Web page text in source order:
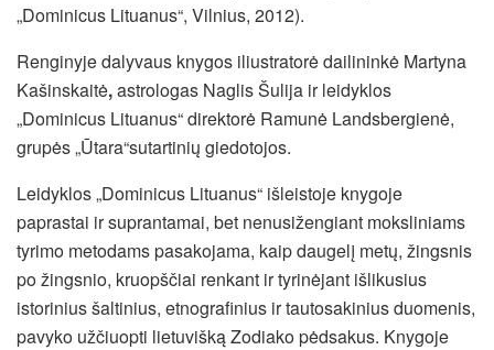
„Dominicus Lituanus“, Vilnius, 2012).
Renginyje dalyvaus knygos iliustratorė dailininkė Martyna
Kašinskaitė,astrologas Naglis Šulija ir leidyklos
„Dominicus Lituanus“ direktorė Ramunė Landsbergienė,
grupės „Ūtara“sutartinių giedotojos.
Leidyklos „Dominicus Lituanus“ išleistoje knygoje
paprastai ir suprantamai, bet nenusižengiant moksliniams
tyrimo metodams pasakojama, kaip daugelį metų, žingsnis
po žingsnio, kruopščiai renkant ir tyrinėjant išlikusius
istorinius šaltinius, etnografinius ir tautosakinius duomenis,
pavyko užčiuopti lietuvišką Zodiako pėdsakus. Knygoje